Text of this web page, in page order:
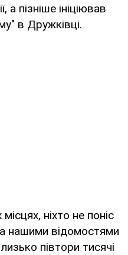
а пізніше ініціював
в Дружківці.
ніхто не поніс
нашими відомостями
півтори тисячі